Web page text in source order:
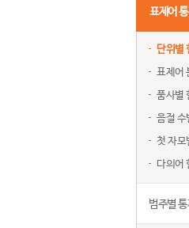
표제어 통
단위별
표제어
품사별
음절 수
첫 자모
다의어
범주별 통